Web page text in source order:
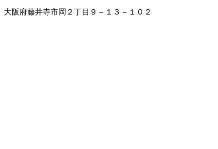
大阪府藤井寺市岡２丁目９－１３－１０２